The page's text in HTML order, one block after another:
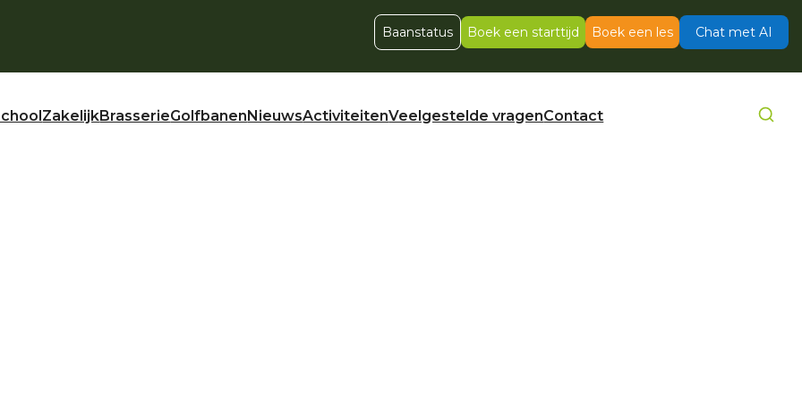
Baanstatus Boek een starttijd Boek een les Chat met AI
ZakelijkBrasserieGolfbanenNieuwsActiviteitenVeelgestelde vragenContact